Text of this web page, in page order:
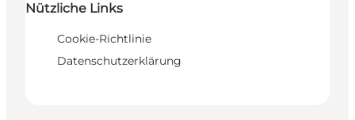
Nützliche Links
Cookie-Richtlinie
Datenschutzerklärung